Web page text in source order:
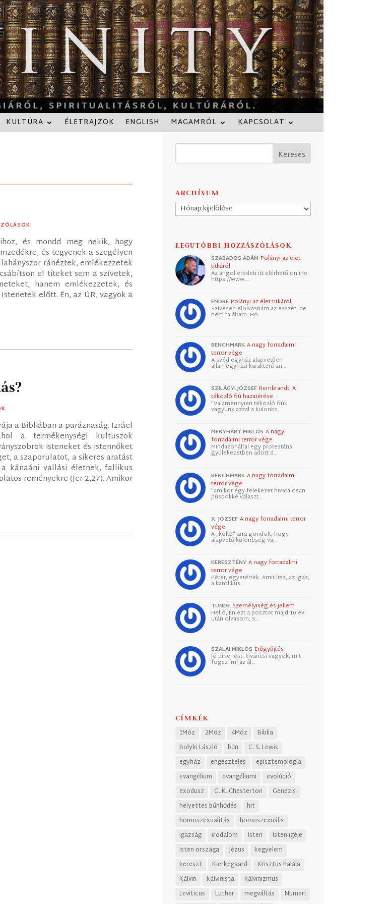
KULTÚRA ÉLETRAJZOK ENGLISH MAGAMRÓL KAPCSOLAT
és mondd meg nekik, hogy
és tegyenek a szegélyen
ránéztek, emlékezzetek
el titeket sem a szívetek,
hanem emlékezzetek, és
előtt. Én, az ÚR, vagyok a
a Bibliában a paráznaság. Izráel
a termékenységi kultuszok
isteneket és istennőket
a szaporulatot, a sikeres aratást
kánaáni vallási életnek, fallikus
reményekre (Jer 2,27). Amikor
ARCHÍVUM
Archívum
LEGUTÓBBI HOZZÁSZÓLÁSOK
SZABADOS ÁDÁM Polányi az élet
titkáról
Az angol eredeti itt elérhető online:
https://www.…
ENDRE Polányi az élet titkáról
Szívesen elolvasnám az esszét, de
nem találtam. Ho…
BENCHMARK A nagy forradalmi
terror vége
A svéd egyház alapvetően
államegyházi karakterű an…
SZILÁGYI JÓZSEF Rembrandt: A
tékozló fiú hazatérése
"Valamennyien tékozló fiúk
vagyunk azzal a különbs…
MENYHÁRT MIKLÓS A nagy
forradalmi terror vége
Mindazonáltal egy protestáns
gyülekezetben adott d…
BENCHMARK A nagy forradalmi
terror vége
"amikor egy felekezet hivatalosan
püspökké választ…
X. JÓZSEF A nagy forradalmi terror
vége
A „költő” arra gondolt, hogy
alapvető különbség va…
KERESZTÉNY A nagy forradalmi
terror vége
Péter, egyetértek. Amit írsz, az igaz,
a katolikus…
TUNDE Személyiség és jellem
Helló, Én ezt a posztot majd 10 év
után olvasom, S…
SZALAI MIKLÓS Erőgyűjtés
Jó pihenést, kiváncsi vagyok, mit
fogsz írni az ál…
CÍMKÉK
1Móz 2Móz 4Móz
Biblia
Bolyki László
bűn
C. S. Lewis
egyház
engesztelés
episztemológia
evangélium
evangéliumi
evolúció
exodusz
G. K. Chesterton
Genezis
helyettes bűnhődés
hit
homoszexualitás
homoszexuális
igazság
irodalom Isten
Isten igéje
Isten országa
Jézus
kegyelem
kereszt
Kierkegaard
Krisztus halála
Kálvin
kálvinista
kálvinizmus
Leviticus
Luther megváltás
Numeri